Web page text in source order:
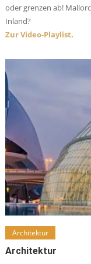
oder grenzen ab!
Inland?
Zur Video-Playlist.
Architektur
Architektur